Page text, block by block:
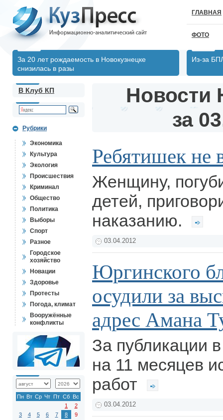
ГЛАВНАЯ
ФОТО
За 20 лет рождаемость в Новокузнецке
снизилась в разы
Из-за
В Клуб КП
Рубрики
Экономика
Культура
Экология
Происшествия
Криминал
Общество
Политика
Выборы
Спорт
Разное
Городское
хозяйство
Новации
Здоровье
Протесты
Погода, климат
Вооружённые
конфликты
Пн Вт Ср Чт Пт Сб Вс
1
2
3
4 5 6 7 8
9
Новости
за
Ребятишек не
Женщину,
детей,
наказанию.
03.04.2012
Юргинского
осудили за
адрес Амана
За публикации
на 11 месяцев
работ
03.04.2012